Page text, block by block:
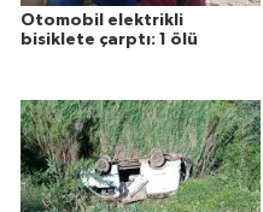
Otomobil elektrikli
bisiklete çarptı: 1 ölü